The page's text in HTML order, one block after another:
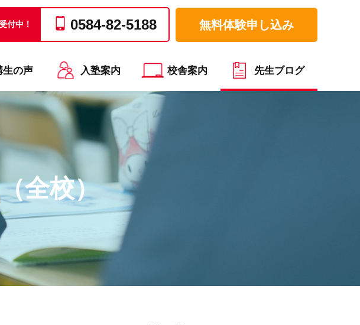
付中！ 0584-82-5188 無料体験申し込み
生の声 入塾案内 校舎案内 先生ブログ
全校）